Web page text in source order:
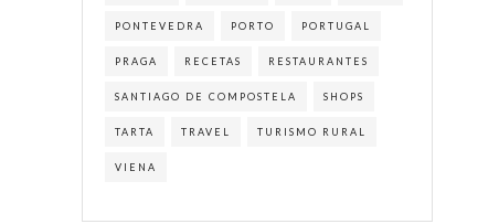
PONTEVEDRA PORTO PORTUGAL
PRAGA RECETAS RESTAURANTES
SANTIAGO DE COMPOSTELA SHOPS
TARTA TRAVEL TURISMO RURAL
VIENA